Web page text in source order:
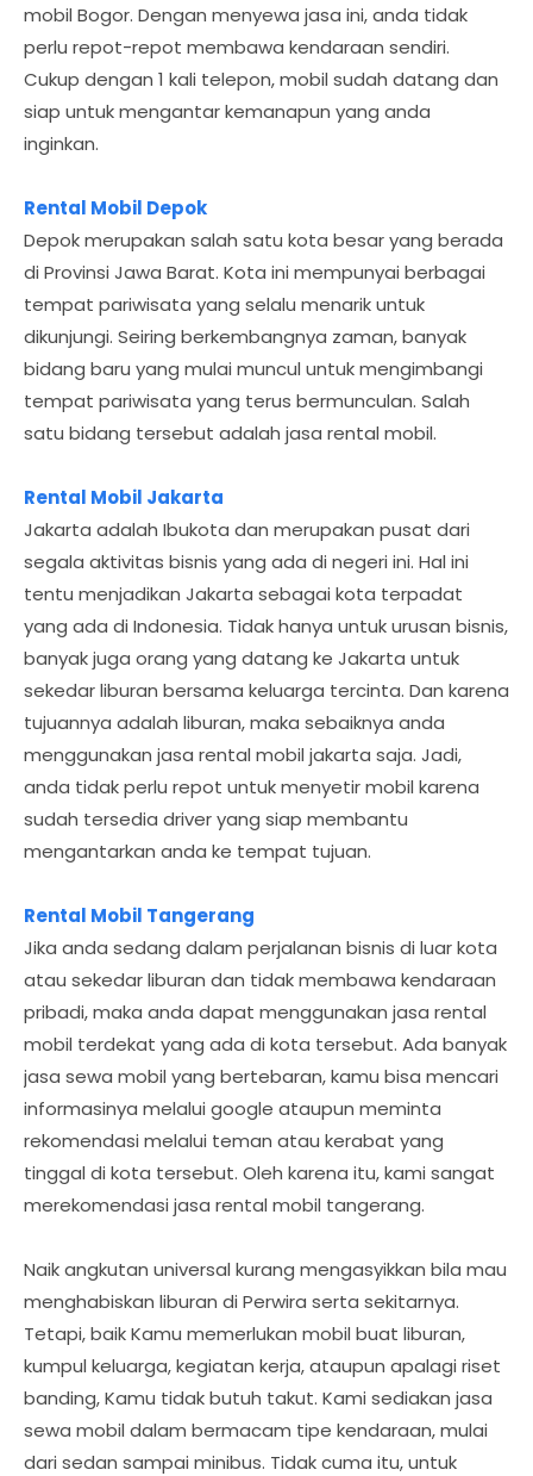
mobil Bogor. Dengan menyewa jasa ini, anda tidak
perlu repot-repot membawa kendaraan sendiri.
Cukup dengan 1 kali telepon, mobil sudah datang dan
siap untuk mengantar kemanapun yang anda
inginkan.
Rental Mobil Depok
Depok merupakan salah satu kota besar yang berada
di Provinsi Jawa Barat. Kota ini mempunyai berbagai
tempat pariwisata yang selalu menarik untuk
dikunjungi. Seiring berkembangnya zaman, banyak
bidang baru yang mulai muncul untuk mengimbangi
tempat pariwisata yang terus bermunculan. Salah
satu bidang tersebut adalah jasa rental mobil.
Rental Mobil Jakarta
Jakarta adalah Ibukota dan merupakan pusat dari
segala aktivitas bisnis yang ada di negeri ini. Hal ini
tentu menjadikan Jakarta sebagai kota terpadat
yang ada di Indonesia. Tidak hanya untuk urusan bisnis,
banyak juga orang yang datang ke Jakarta untuk
sekedar liburan bersama keluarga tercinta. Dan karena
tujuannya adalah liburan, maka sebaiknya anda
menggunakan jasa rental mobil jakarta saja. Jadi,
anda tidak perlu repot untuk menyetir mobil karena
sudah tersedia driver yang siap membantu
mengantarkan anda ke tempat tujuan.
Rental Mobil Tangerang
Jika anda sedang dalam perjalanan bisnis di luar kota
atau sekedar liburan dan tidak membawa kendaraan
pribadi, maka anda dapat menggunakan jasa rental
mobil terdekat yang ada di kota tersebut. Ada banyak
jasa sewa mobil yang bertebaran, kamu bisa mencari
informasinya melalui google ataupun meminta
rekomendasi melalui teman atau kerabat yang
tinggal di kota tersebut. Oleh karena itu, kami sangat
merekomendasi jasa rental mobil tangerang.
Naik angkutan universal kurang mengasyikkan bila mau
menghabiskan liburan di Perwira serta sekitarnya.
Tetapi, baik Kamu memerlukan mobil buat liburan,
kumpul keluarga, kegiatan kerja, ataupun apalagi riset
banding, Kamu tidak butuh takut. Kami sediakan jasa
sewa mobil dalam bermacam tipe kendaraan, mulai
dari sedan sampai minibus. Tidak cuma itu, untuk